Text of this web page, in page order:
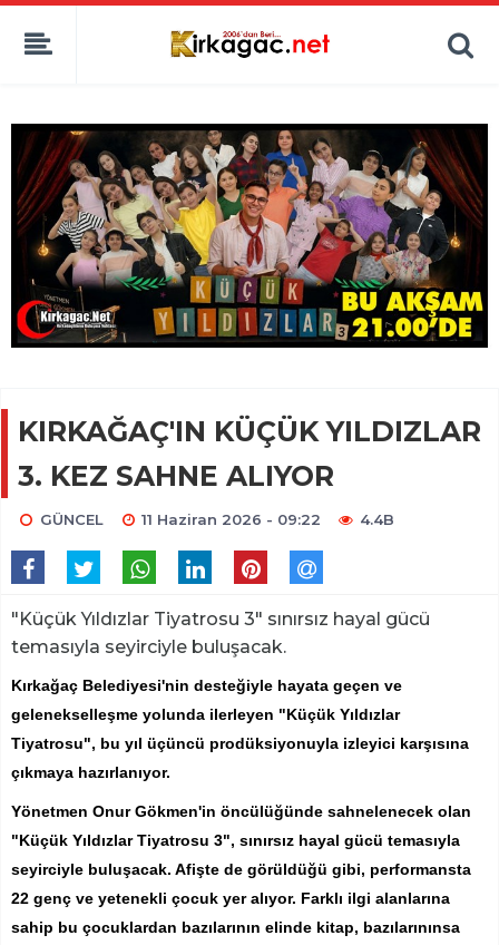
KIRKAĞAÇ'IN KÜÇÜK YILDIZLAR
3. KEZ SAHNE ALIYOR
GÜNCEL 11 Haziran 2026 - 09:22 4.4B
"Küçük Yıldızlar Tiyatrosu 3" sınırsız hayal gücü
temasıyla seyirciyle buluşacak.
Kırkağaç Belediyesi'nin desteğiyle hayata geçen ve
gelenekselleşme yolunda ilerleyen "Küçük Yıldızlar
Tiyatrosu", bu yıl üçüncü prodüksiyonuyla izleyici karşısına
çıkmaya hazırlanıyor.
Yönetmen Onur Gökmen'in öncülüğünde sahnelenecek olan
"Küçük Yıldızlar Tiyatrosu 3", sınırsız hayal gücü temasıyla
seyirciyle buluşacak. Afişte de görüldüğü gibi, performansta
22 genç ve yetenekli çocuk yer alıyor. Farklı ilgi alanlarına
sahip bu çocuklardan bazılarının elinde kitap, bazılarınınsa